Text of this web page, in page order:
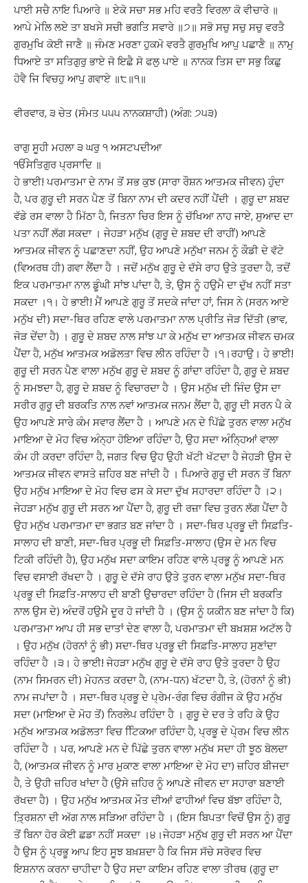
ਪਾਈ ਸਚੈ ਨਾਇ ਪਿਆਰੇ ॥ ਏਕੋ ਸਚਾ ਸਭ ਮਹਿ ਵਰਤੈ ਵਿਰਲਾ ਕੋ ਵੀਚਾਰੇ ॥
ਆਪੇ ਮੇਲਿ ਲਏ ਤਾ ਬਖਸੇ ਸਚੀ ਭਗਤਿ ਸਵਾਰੇ ॥੭॥ ਸਭੋ ਸਚੁ ਸਚੁ ਸਚੁ ਵਰਤੈ
ਗੁਰਮੁਖਿ ਕੋਈ ਜਾਣੈ ॥ ਜੰਮਣ ਮਰਣਾ ਹੁਕਮੋ ਵਰਤੈ ਗੁਰਮੁਖਿ ਆਪੁ ਪਛਾਣੈ ॥ ਨਾਮੁ
ਧਿਆਏ ਤਾ ਸਤਿਗੁਰੁ ਭਾਏ ਜੋ ਇਛੈ ਸੋ ਫਲੁ ਪਾਏ ॥ ਨਾਨਕ ਤਿਸ ਦਾ ਸਭੁ ਕਿਛੁ
ਹੋਵੈ ਜਿ ਵਿਚਹੁ ਆਪੁ ਗਵਾਏ ॥੮॥੧॥
ਵੀਰਵਾਰ, ੩ ਚੇਤ (ਸੰਮਤ ੫੫੫ ਨਾਨਕਸ਼ਾਹੀ) (ਅੰਗ: ੭੫੩)
ਰਾਗੁ ਸੂਹੀ ਮਹਲਾ ੩ ਘਰੁ ੧ ਅਸਟਪਦੀਆ
ੴਸਤਿਗੁਰ ਪ੍ਰਸਾਦਿ ॥
ਹੇ ਭਾਈ! ਪਰਮਾਤਮਾ ਦੇ ਨਾਮ ਤੋਂ ਸਭ ਕੁਝ (ਸਾਰਾ ਰੌਸ਼ਨ ਆਤਮਕ ਜੀਵਨ) ਹੁੰਦਾ
ਹੈ, ਪਰ ਗੁਰੂ ਦੀ ਸਰਨ ਪੈਣ ਤੋਂ ਬਿਨਾ ਨਾਮ ਦੀ ਕਦਰ ਨਹੀਂ ਪੈਂਦੀ । ਗੁਰੂ ਦਾ ਸ਼ਬਦ
ਵੱਡੇ ਰਸ ਵਾਲਾ ਹੈ ਮਿੱਠਾ ਹੈ, ਜਿਤਨਾ ਚਿਰ ਇਸ ਨੂੰ ਚੱਖਿਆ ਨਾਹ ਜਾਏ, ਸੁਆਦ ਦਾ
ਪਤਾ ਨਹੀਂ ਲੱਗ ਸਕਦਾ । ਜੇਹੜਾ ਮਨੁੱਖ (ਗੁਰੂ ਦੇ ਸ਼ਬਦ ਦੀ ਰਾਹੀਂ) ਆਪਣੇ
ਆਤਮਕ ਜੀਵਨ ਨੂੰ ਪਛਾਣਦਾ ਨਹੀਂ, ਉਹ ਆਪਣੇ ਮਨੁੱਖਾ ਜਨਮ ਨੂੰ ਕੌਡੀ ਦੇ ਵੱਟੇ
(ਵਿਅਰਥ ਹੀ) ਗਵਾ ਲੈਂਦਾ ਹੈ । ਜਦੋਂ ਮਨੁੱਖ ਗੁਰੂ ਦੇ ਦੱਸੇ ਰਾਹ ਉਤੇ ਤੁਰਦਾ ਹੈ, ਤਦੋਂ
ਇਕ ਪਰਮਾਤਮਾ ਨਾਲ ਡੂੰਘੀ ਸਾਂਝ ਪਾਂਦਾ ਹੈ, ਤੇ, ਉਸ ਨੂੰ ਹਉਮੈ ਦਾ ਦੁੱਖ ਨਹੀਂ ਸਤਾ
ਸਕਦਾ ।੧। ਹੇ ਭਾਈ! ਮੈਂ ਆਪਣੇ ਗੁਰੂ ਤੋਂ ਸਦਕੇ ਜਾਂਦਾ ਹਾਂ, ਜਿਸ ਨੇ (ਸਰਨ ਆਏ
ਮਨੁੱਖ ਦੀ) ਸਦਾ-ਥਿਰ ਰਹਿਣ ਵਾਲੇ ਪਰਮਾਤਮਾ ਨਾਲ ਪ੍ਰੀਤਿ ਜੋੜ ਦਿੱਤੀ (ਭਾਵ,
ਜੋੜ ਦੇਂਦਾ ਹੈ) । ਗੁਰੂ ਦੇ ਸ਼ਬਦ ਨਾਲ ਸਾਂਝ ਪਾ ਕੇ ਮਨੁੱਖ ਦਾ ਆਤਮਕ ਜੀਵਨ ਚਮਕ
ਪੈਂਦਾ ਹੈ, ਮਨੁੱਖ ਆਤਮਕ ਅਡੋਲਤਾ ਵਿਚ ਲੀਨ ਰਹਿੰਦਾ ਹੈ ।੧।ਰਹਾਉ। ਹੇ ਭਾਈ!
ਗੁਰੂ ਦੀ ਸਰਨ ਪੈਣ ਵਾਲਾ ਮਨੁੱਖ ਗੁਰੂ ਦੇ ਸ਼ਬਦ ਨੂੰ ਗਾਂਦਾ ਰਹਿੰਦਾ ਹੈ, ਗੁਰੂ ਦੇ ਸ਼ਬਦ
ਨੂੰ ਸਮਝਦਾ ਹੈ, ਗੁਰੂ ਦੇ ਸ਼ਬਦ ਨੂੰ ਵਿਚਾਰਦਾ ਹੈ । ਉਸ ਮਨੁੱਖ ਦੀ ਜਿੰਦ ਉਸ ਦਾ
ਸਰੀਰ ਗੁਰੂ ਦੀ ਬਰਕਤਿ ਨਾਲ ਨਵਾਂ ਆਤਮਕ ਜਨਮ ਲੈਂਦਾ ਹੈ, ਗੁਰੂ ਦੀ ਸਰਨ ਪੈ ਕੇ
ਉਹ ਆਪਣੇ ਸਾਰੇ ਕੰਮ ਸਵਾਰ ਲੈਂਦਾ ਹੈ । ਆਪਣੇ ਮਨ ਦੇ ਪਿੱਛੇ ਤੁਰਨ ਵਾਲਾ ਮਨੁੱਖ
ਮਾਇਆ ਦੇ ਮੋਹ ਵਿਚ ਅੰਨ੍ਹਾ ਹੋਇਆ ਰਹਿੰਦਾ ਹੈ, ਉਹ ਸਦਾ ਅੰਨ੍ਹਿਆਂ ਵਾਲਾ
ਕੰਮ ਹੀ ਕਰਦਾ ਰਹਿੰਦਾ ਹੈ, ਜਗਤ ਵਿਚ ਉਹ ਉਹੀ ਖੱਟੀ ਖੱਟਦਾ ਹੈ ਜੇਹੜੀ ਉਸ ਦੇ
ਆਤਮਕ ਜੀਵਨ ਵਾਸਤੇ ਜ਼ਹਿਰ ਬਣ ਜਾਂਦੀ ਹੈ । ਪਿਆਰੇ ਗੁਰੂ ਦੀ ਸਰਨ ਤੋਂ ਬਿਨਾ
ਉਹ ਮਨੁੱਖ ਮਾਇਆ ਦੇ ਮੋਹ ਵਿਚ ਫਸ ਕੇ ਸਦਾ ਦੁੱਖ ਸਹਾਰਦਾ ਰਹਿੰਦਾ ਹੈ ।੨।
ਜੇਹੜਾ ਮਨੁੱਖ ਗੁਰੂ ਦੀ ਸਰਨ ਆ ਪੈਂਦਾ ਹੈ, ਗੁਰੂ ਦੀ ਰਜ਼ਾ ਵਿਚ ਤੁਰਨ ਲੱਗ ਪੈਂਦਾ ਹੈ
ਉਹ ਮਨੁੱਖ ਪਰਮਾਤਮਾ ਦਾ ਭਗਤ ਬਣ ਜਾਂਦਾ ਹੈ । ਸਦਾ-ਥਿਰ ਪ੍ਰਭੂ ਦੀ ਸਿਫ਼ਤਿ-
ਸਾਲਾਹ ਦੀ ਬਾਣੀ, ਸਦਾ-ਥਿਰ ਪ੍ਰਭੂ ਦੀ ਸਿਫ਼ਤਿ-ਸਾਲਾਹ (ਉਸ ਦੇ ਮਨ ਵਿਚ
ਟਿਕੀ ਰਹਿੰਦੀ ਹੈ), ਉਹ ਮਨੁੱਖ ਸਦਾ ਕਾਇਮ ਰਹਿਣ ਵਾਲੇ ਪ੍ਰਭੂ ਨੂੰ ਆਪਣੇ ਮਨ
ਵਿਚ ਵਸਾਈ ਰੱਖਦਾ ਹੈ । ਗੁਰੂ ਦੇ ਦੱਸੇ ਰਾਹ ਉਤੇ ਤੁਰਨ ਵਾਲਾ ਮਨੁੱਖ ਸਦਾ-ਥਿਰ
ਪ੍ਰਭੂ ਦੀ ਸਿਫ਼ਤਿ-ਸਾਲਾਹ ਦੀ ਬਾਣੀ ਉਚਾਰਦਾ ਰਹਿੰਦਾ ਹੈ (ਜਿਸ ਦੀ ਬਰਕਤਿ
ਨਾਲ ਉਸ ਦੇ) ਅੰਦਰੋਂ ਹਉਮੈ ਦੂਰ ਹੋ ਜਾਂਦੀ ਹੈ । (ਉਸ ਨੂੰ ਯਕੀਨ ਬਣ ਜਾਂਦਾ ਹੈ ਕਿ)
ਪਰਮਾਤਮਾ ਆਪ ਹੀ ਸਭ ਦਾਤਾਂ ਦੇਣ ਵਾਲਾ ਹੈ, ਪਰਮਾਤਮਾ ਦੀ ਬਖ਼ਸ਼ਸ਼ ਅਟੱਲ ਹੈ
। ਉਹ ਮਨੁੱਖ (ਹੋਰਨਾਂ ਨੂੰ ਭੀ) ਸਦਾ-ਥਿਰ ਪ੍ਰਭੂ ਦੀ ਸਿਫ਼ਤਿ-ਸਾਲਾਹ ਸੁਣਾਂਦਾ
ਰਹਿੰਦਾ ਹੈ ।੩। ਹੇ ਭਾਈ! ਜੇਹੜਾ ਮਨੁੱਖ ਗੁਰੂ ਦੇ ਦੱਸੇ ਰਾਹ ਉਤੇ ਤੁਰਦਾ ਹੈ ਉਹ
(ਨਾਮ ਸਿਮਰਨ ਦੀ) ਮੇਹਨਤ ਕਰਦਾ ਹੈ, (ਨਾਮ-ਧਨ) ਖੱਟਦਾ ਹੈ, ਤੇ, (ਹੋਰਨਾਂ ਨੂੰ ਭੀ)
ਨਾਮ ਜਪਾਂਦਾ ਹੈ । ਸਦਾ-ਥਿਰ ਪ੍ਰਭੂ ਦੇ ਪ੍ਰੇਮ-ਰੰਗ ਵਿਚ ਰੰਗੀਜ ਕੇ ਉਹ ਮਨੁੱਖ
ਸਦਾ (ਮਾਇਆ ਦੇ ਮੋਹ ਤੋਂ) ਨਿਰਲੇਪ ਰਹਿੰਦਾ ਹੈ । ਗੁਰੂ ਦੇ ਦਰ ਤੇ ਰਹਿ ਕੇ ਉਹ
ਮਨੁੱਖ ਆਤਮਕ ਅਡੋਲਤਾ ਵਿਚ ਟਿਿਕਆ ਰਹਿੰਦਾ ਹੈ, ਪ੍ਰਭੂ ਦੇ ਪੇ੍ਰਮ ਵਿਚ ਲੀਨ
ਰਹਿੰਦਾ ਹੈ । ਪਰ, ਆਪਣੇ ਮਨ ਦੇ ਪਿੱਛੇ ਤੁਰਨ ਵਾਲਾ ਮਨੁੱਖ ਸਦਾ ਹੀ ਝੂਠ ਬੋਲਦਾ
ਹੈ, (ਆਤਮਕ ਜੀਵਨ ਨੂੰ ਮਾਰ ਮੁਕਾਣ ਵਾਲਾ ਮਾਇਆ ਦੇ ਮੋਹ ਦਾ) ਜ਼ਹਿਰ ਬੀਜਦਾ
ਹੈ, ਤੇ ਉਹੀ ਜ਼ਹਿਰ ਖਾਂਦਾ ਹੈ (ਉਸੇ ਜ਼ਹਿਰ ਨੂੰ ਆਪਣੇ ਜੀਵਨ ਦਾ ਸਹਾਰਾ ਬਣਾਈ
ਰੱਖਦਾ ਹੈ) । ਉਹ ਮਨੁੱਖ ਆਤਮਕ ਮੌਤ ਦੀਆਂ ਫਾਹੀਆਂ ਵਿਚ ਬੱਝਾ ਰਹਿੰਦਾ ਹੈ,
ਤ਼੍ਰਿਸ਼ਨਾ ਦੀ ਅੱਗ ਨਾਲ ਸੜਿਆ ਰਹਿੰਦਾ ਹੈ । (ਇਸ ਬਿਪਤਾ ਵਿਚੋਂ ਉਸ ਨੂੰ) ਗੁਰੂ
ਤੋਂ ਬਿਨਾ ਹੋਰ ਕੋਈ ਛਡਾ ਨਹੀਂ ਸਕਦਾ ।੪।ਜੇਹੜਾ ਮਨੁੱਖ ਗੁਰੂ ਦੀ ਸਰਨ ਆ ਪੈਂਦਾ
ਹੈ ਉਸ ਨੂੰ ਪ੍ਰਭੂ ਆਪ ਇਹ ਸੂਝ ਬਖ਼ਸ਼ਦਾ ਹੈ ਕਿ ਜਿਸ ਸੱਚੇ ਸਰੋਵਰ ਵਿਚ
ਇਸ਼ਨਾਨ ਕਰਨਾ ਚਾਹੀਦਾ ਹੈ ਉਹ ਸਦਾ ਕਾਇਮ ਰਹਿਣ ਵਾਲਾ ਤੀਰਥ (ਗੁਰੂ ਦਾ